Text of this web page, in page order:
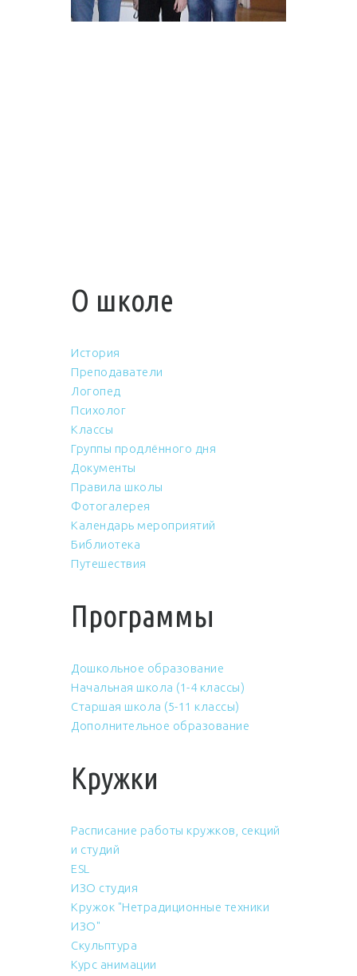
О школе
История
Преподаватели
Логопед
Психолог
Классы
Группы продлённого дня
Документы
Правила школы
Фотогалерея
Календарь мероприятий
Библиотека
Путешествия
Программы
Дошкольное образование
Начальная школа (1-4 классы)
Старшая школа (5-11 классы)
Дополнительное образование
Кружки
Расписание работы кружков, секций
и студий
ESL
ИЗО студия
Кружок "Нетрадиционные техники
ИЗО"
Скульптура
Курс анимации